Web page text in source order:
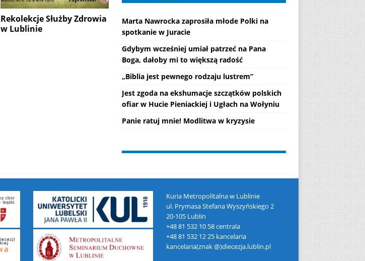
Rekolekcje Służby Zdrowia
w Lublinie
Marta Nawrocka zaprosiła młode Polki na
spotkanie w Juracie
Gdybym wcześniej umiał patrzeć na Pana
Boga, dałoby mi to większą radość
„Biblia jest pewnego rodzaju lustrem”
Jest zgoda na ekshumacje szczątków polskich
ofiar w Hucie Pieniackiej i Ugłach na Wołyniu
Panie ratuj mnie! Modlitwa w kryzysie
Kuria Metropolitalna w Lublinie
ul. Prymasa Stefana Wyszyńskiego 2
20-105 Lublin
+48 81 532 10 58 centrala
+48 81 532 12 25 kancelaria
kancelaria(znak @)diecezja.lublin.pl